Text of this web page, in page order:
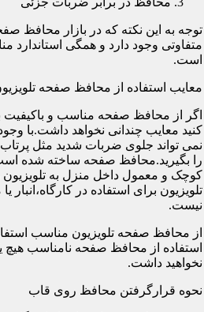
توجه به این نکته که در بازار محافظ
متفاوتی وجود دارد و همگی استاندارد
است.
معایب استفاده از محافظ صفحه
اگر از محافظ صفحه مناسب و باکیفیت
کنید معایب چندانی نخواهد داشت.با
نمی تواند جلوی ضربات شدید مثل
را بگیرید.محافظ صفحه ساخته شده
کوچک و معمول داخل منزل به تلویزیون
تلویزیون برای استفاده در
نیست.
از محافظ صفحه تلویزیون مناسب
استفاده از محافظ صفحه نامناسب هیچ
نخواهید داشت.
نحوه قرارگرفتن محافظ روی قاب